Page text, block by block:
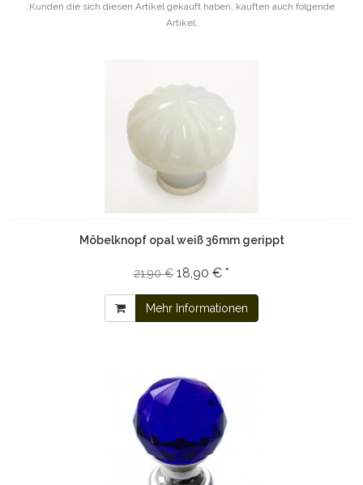
Kunden die sich diesen Artikel gekauft haben, kauften auch folgende
Artikel.
Möbelknopf opal weiß 36mm gerippt
21,90 € 18,90 € *
Mehr Informationen